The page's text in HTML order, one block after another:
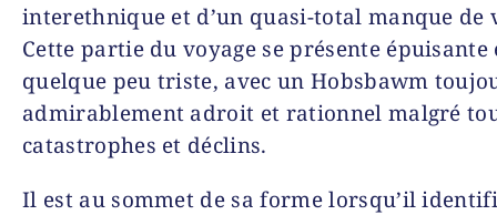
interethnique et d’un quasi-total manque de
Cette partie du voyage se présente épuisante
quelque peu triste, avec un Hobsbawm
admirablement adroit et rationnel malgré
catastrophes et déclins.
Il est au sommet de sa forme lorsqu’il